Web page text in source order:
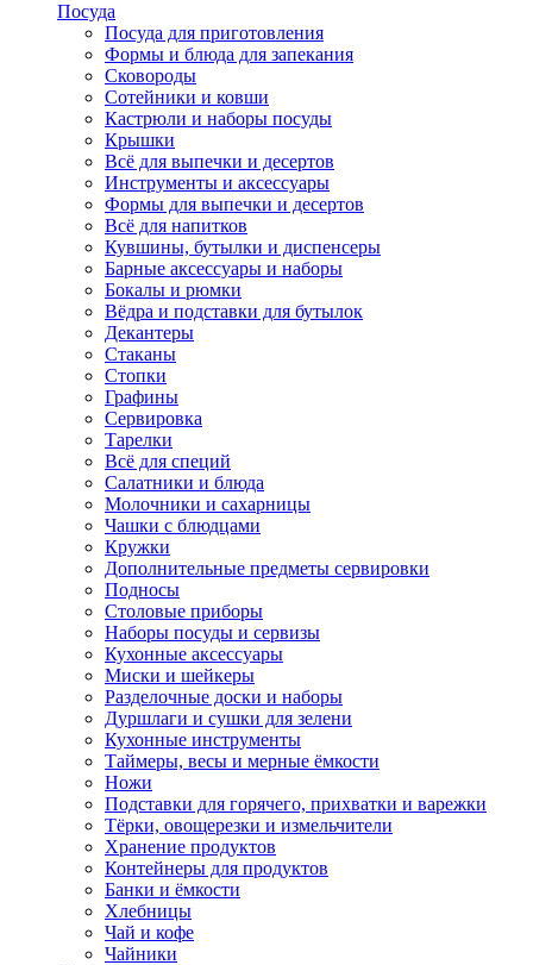
Посуда
Посуда для приготовления
Формы и блюда для запекания
Сковороды
Сотейники и ковши
Кастрюли и наборы посуды
Крышки
Всё для выпечки и десертов
Инструменты и аксессуары
Формы для выпечки и десертов
Всё для напитков
Кувшины, бутылки и диспенсеры
Барные аксессуары и наборы
Бокалы и рюмки
Вёдра и подставки для бутылок
Декантеры
Стаканы
Стопки
Графины
Сервировка
Тарелки
Всё для специй
Салатники и блюда
Молочники и сахарницы
Чашки с блюдцами
Кружки
Дополнительные предметы сервировки
Подносы
Столовые приборы
Наборы посуды и сервизы
Кухонные аксессуары
Миски и шейкеры
Разделочные доски и наборы
Дуршлаги и сушки для зелени
Кухонные инструменты
Таймеры, весы и мерные ёмкости
Ножи
Подставки для горячего, прихватки и варежки
Тёрки, овощерезки и измельчители
Хранение продуктов
Контейнеры для продуктов
Банки и ёмкости
Хлебницы
Чай и кофе
Чайники